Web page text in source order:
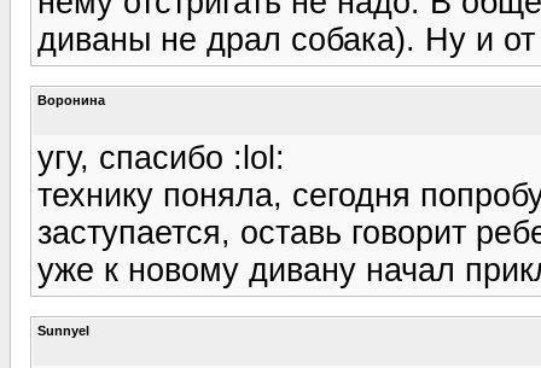
диваны не драл собака). Ну и
Воронина
угу, спасибо :lol:
технику поняла, сегодня
заступается, оставь говорит
уже к новому дивану начал
Sunnyel